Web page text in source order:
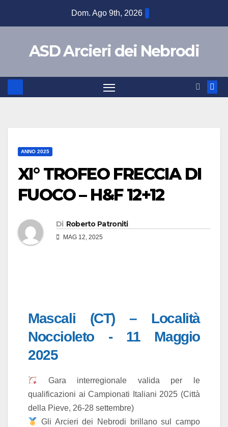
Dom. Ago 9th, 2026
ASD Arcieri dei Nebrodi
ANNO 2025
XI° TROFEO FRECCIA DI
FUOCO – H&F 12+12
Di Roberto Patroniti
MAG 12, 2025
Mascali (CT) – Località
Noccioleto - 11 Maggio
2025
Gara interregionale valida per le
qualificazioni ai Campionati Italiani 2025 (Città
della Pieve, 26-28 settembre)
Gli Arcieri dei Nebrodi brillano sul campo